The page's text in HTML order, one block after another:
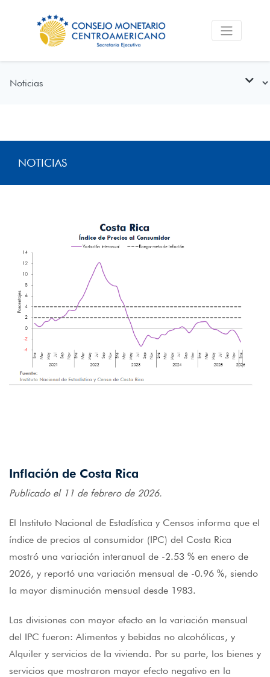
NOTICIAS
Inflación de Costa Rica
Publicado el 11 de febrero de 2026.
El Instituto Nacional de Estadística y Censos informa que el
índice de precios al consumidor (IPC) del Costa Rica
mostró una variación interanual de -2.53 % en enero de
2026, y reportó una variación mensual de -0.96 %, siendo
la mayor disminución mensual desde 1983.
Las divisiones con mayor efecto en la variación mensual
del IPC fueron: Alimentos y bebidas no alcohólicas, y
Alquiler y servicios de la vivienda. Por su parte, los bienes y
servicios que mostraron mayor efecto negativo en la